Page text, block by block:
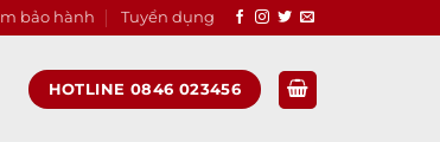
bảo hành Tuyển dụng
HOTLINE 0846 023456